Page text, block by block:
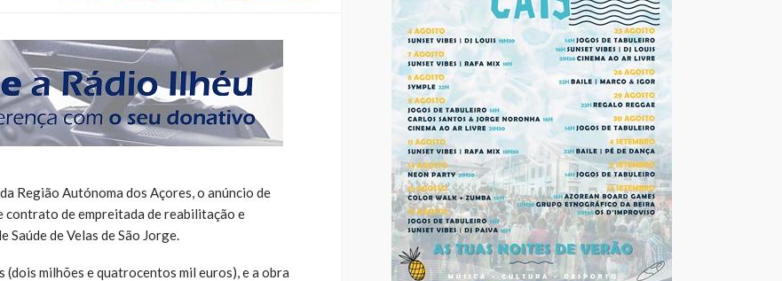
Região Autónoma dos Açores, o anúncio de
contrato de empreitada de reabilitação e
de Velas de São Jorge.
(dois milhões e quatrocentos mil euros), e a obra